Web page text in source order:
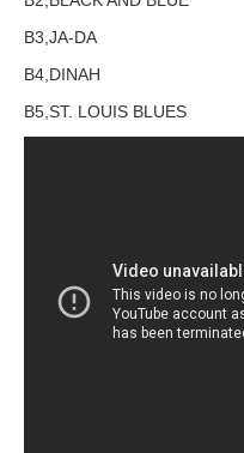
B3,JA-DA
B4,DINAH
B5,ST. LOUIS BLUES